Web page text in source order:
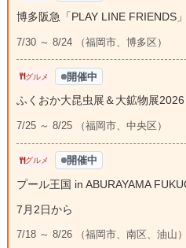
博多阪急「PLAY LINE FRIENDS
7/30 ～ 8/24 （福岡市、博多区）
グルメ 開催中
ふくおか大昆虫展＆大鉱物展
7/25 ～ 8/25 （福岡市、中央区）
グルメ 開催中
プール王国 in ABURAYAMA
7月2日から
7/18 ～ 8/26 （福岡市、南区、油山）